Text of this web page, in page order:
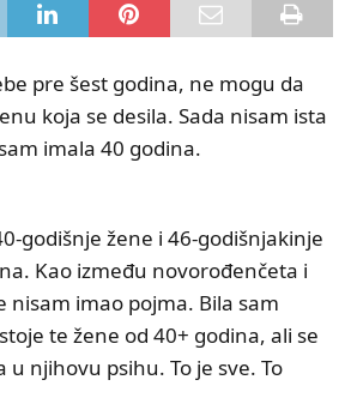
pre šest godina, ne mogu da
koja se desila. Sada nisam ista
imala 40 godina.
godišnje žene i 46-godišnjakinje
Kao između novorođenčeta i
nisam imao pojma. Bila sam
te žene od 40+ godina, ali se
u njihovu psihu. To je sve. To